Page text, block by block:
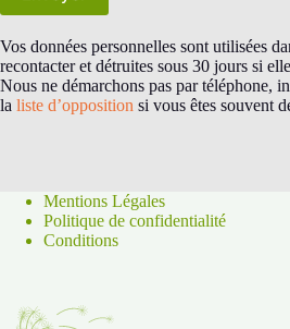
Vos données personnelles sont utilisées
recontacter et détruites sous 30 jours si
Nous ne démarchons pas par téléphone,
la liste d’opposition si vous êtes souvent
Mentions Légales
Politique de confidentialité
Conditions